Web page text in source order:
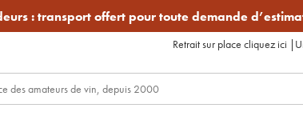
:transport offert pour toute demande
Retrait sur place cliquez ici |